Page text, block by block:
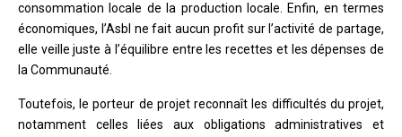
consommation locale de la production locale. Enfin, en termes
économiques, l’Asbl ne fait aucun profit sur l’activité de partage,
elle veille juste à l’équilibre entre les recettes et les dépenses de
la Communauté.
Toutefois, le porteur de projet reconnaît les difficultés du projet,
notamment celles liées aux obligations administratives et